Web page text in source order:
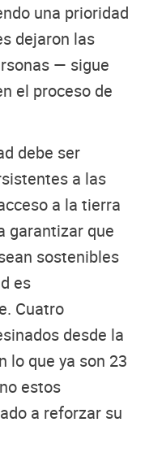
una prioridad
dejaron las
— sigue
el proceso de
debe ser
a las
a la tierra
garantizar que
sostenibles
es
Cuatro
desde la
lo que ya son 23
estos
a reforzar su